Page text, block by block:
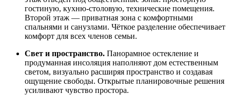
гостиную, кухню-столовую, технические помещения.
Второй этаж — приватная зона с комфортными
спальнями и санузлами. Чёткое разделение обеспечивает
комфорт для всех членов семьи.
Свет и пространство. Панорамное остекление и
продуманная инсоляция наполняют дом естественным
светом, визуально расширяя пространство и создавая
ощущение свободы. Открытые планировочные решения
усиливают чувство простора.